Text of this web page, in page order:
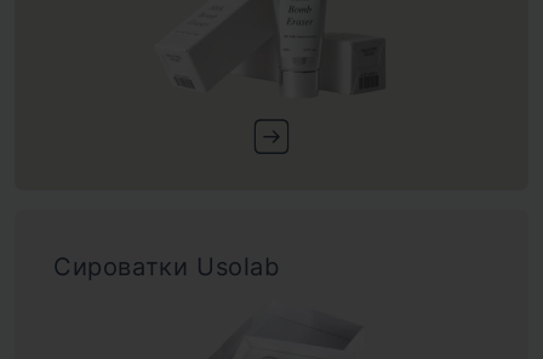
Сироватки Usolab